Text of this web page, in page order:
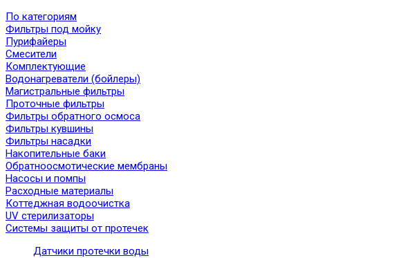
По категориям
Фильтры под мойку
Пурифайеры
Смесители
Комплектующие
Водонагреватели (бойлеры)
Магистральные фильтры
Проточные фильтры
Фильтры обратного осмоса
Фильтры кувшины
Фильтры насадки
Накопительные баки
Обратноосмотические мембраны
Насосы и помпы
Расходные материалы
Коттеджная водоочистка
UV стерилизаторы
Системы защиты от протечек
Датчики протечки воды